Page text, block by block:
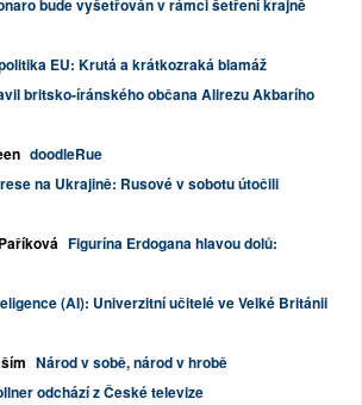
bude vyšetřován v rámci šetření krajně
EU: Krutá a krátkozraká blamáž
britsko-íránského občana Alirezu Akbarího
doodleRue
na Ukrajině: Rusové v sobotu útočili
Figurína Erdogana hlavou dolů:
(AI): Univerzitní učitelé ve Velké Británii
Národ v sobě, národ v hrobě
odchází z České televize